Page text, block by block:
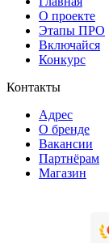
О проекте
Этапы ПРО
Включайся
Конкурс
Контакты
Адрес
О бренде
Вакансии
Партнёрам
Магазин